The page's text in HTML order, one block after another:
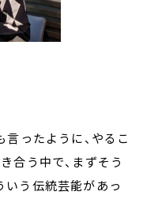
言ったように、やるこ
合う中で、まずそう
う伝統芸能があっ